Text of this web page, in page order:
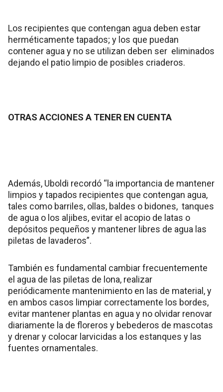
Los recipientes que contengan agua deben estar
herméticamente tapados; y los que puedan
contener agua y no se utilizan deben ser eliminados
dejando el patio limpio de posibles criaderos.
OTRAS ACCIONES A TENER EN CUENTA
Además, Uboldi recordó “la importancia de mantener
limpios y tapados recipientes que contengan agua,
tales como barriles, ollas, baldes o bidones, tanques
de agua o los aljibes, evitar el acopio de latas o
depósitos pequeños y mantener libres de agua las
piletas de lavaderos”.
También es fundamental cambiar frecuentemente
el agua de las piletas de lona, realizar
periódicamente mantenimiento en las de material, y
en ambos casos limpiar correctamente los bordes,
evitar mantener plantas en agua y no olvidar renovar
diariamente la de floreros y bebederos de mascotas
y drenar y colocar larvicidas a los estanques y las
fuentes ornamentales.